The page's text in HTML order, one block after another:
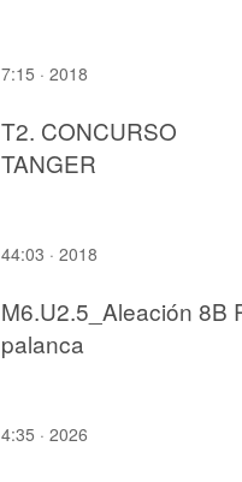
7:15 · 2018
T2. CONCURSO
TANGER
44:03 · 2018
M6.U2.5_Aleación 8B
palanca
4:35 · 2026